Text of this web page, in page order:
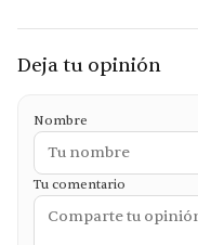
Deja tu opinión
Nombre
Tu comentario